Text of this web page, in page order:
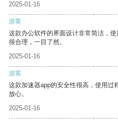
2025-01-16
游客
这款办公软件的界面设计非常简洁，
很合理，一目了然。
2025-01-16
游客
这款加速器app的安全性很高，使用过
放心。
2025-01-16